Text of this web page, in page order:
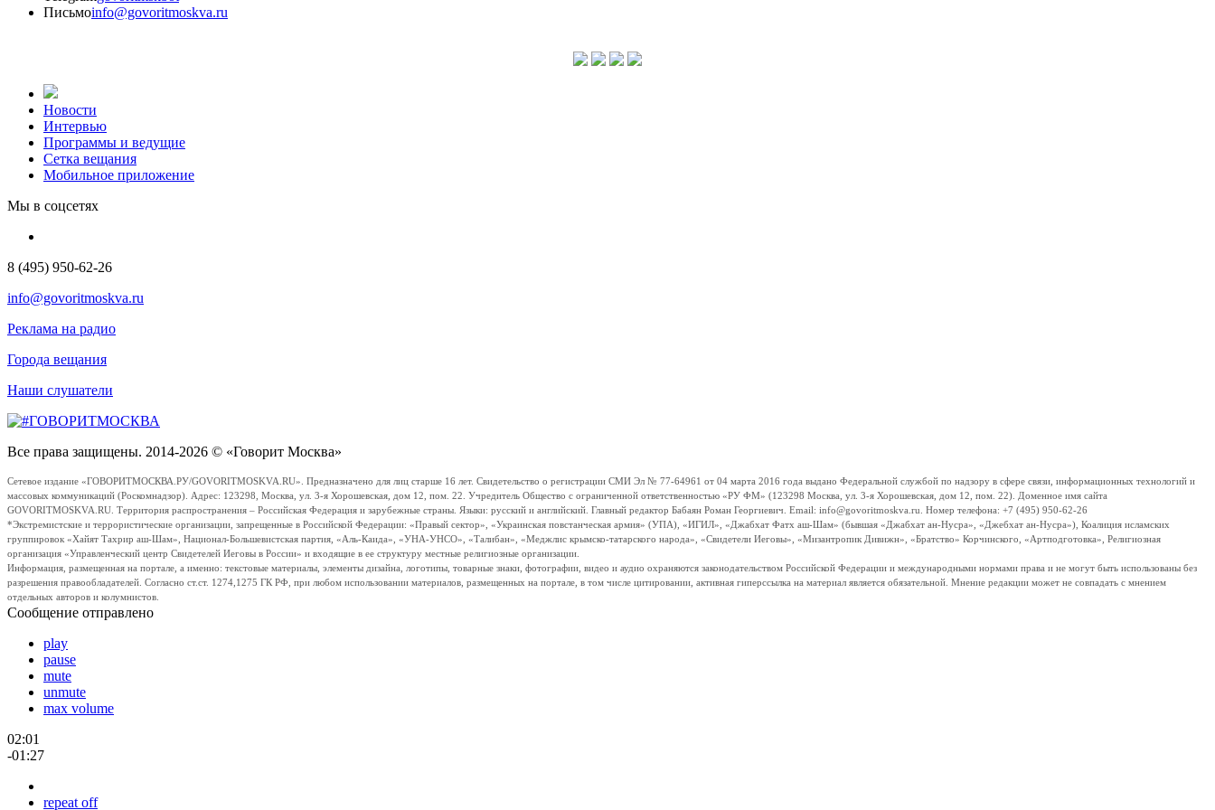
Письмоinfo@govoritmoskva.ru
Новости
Интервью
Программы и ведущие
Сетка вещания
Мобильное приложение
Мы в соцсетях
8 (495) 950-62-26
info@govoritmoskva.ru
Реклама на радио
Города вещания
Наши слушатели
Все права защищены. 2014-2026 © «Говорит Москва»
Сетевое издание «ГОВОРИТМОСКВА.РУ/GOVORITMOSKVA.RU». Предназначено для лиц старше 16 лет. Свидетельство о регистрации СМИ Эл № 77-64961 от 04 марта 2016 года выдано Федеральной службой по надзору в сфере связи, информационных технологий и
массовых коммуникаций (Роскомнадзор). Адрес: 123298, Москва, ул. 3-я Хорошевская, дом 12, пом. 22. Учредитель Общество с ограниченной ответственностью «РУ ФМ» (123298 Москва, ул. 3-я Хорошевская, дом 12, пом. 22). Доменное имя сайта
GOVORITMOSKVA.RU. Территория распространения – Российская Федерация и зарубежные страны. Языки: русский и английский. Главный редактор Бабаян Роман Георгиевич. Email: info@govoritmoskva.ru. Номер телефона: +7 (495) 950-62-26
*Экстремистские и террористические организации, запрещенные в Российской Федерации: «Правый сектор», «Украинская повстанческая армия» (УПА), «ИГИЛ», «Джабхат Фатх аш-Шам» (бывшая «Джабхат ан-Нусра», «Джебхат ан-Нусра»), Коалиция исламских
группировок «Хайят Тахрир аш-Шам», Национал-Большевистская партия, «Аль-Каида», «УНА-УНСО», «Талибан», «Меджлис крымско-татарского народа», «Свидетели Иеговы», «Мизантропик Дивижн», «Братство» Корчинского, «Артподготовка», Религиозная
организация «Управленческий центр Свидетелей Иеговы в России» и входящие в ее структуру местные религиозные организации.
Информация, размещенная на портале, а именно: текстовые материалы, элементы дизайна, логотипы, товарные знаки, фотографии, видео и аудио охраняются законодательством Российской Федерации и международными нормами права и не могут быть использованы без
разрешения правообладателей. Согласно ст.ст. 1274,1275 ГК РФ, при любом использовании материалов, размещенных на портале, в том числе цитировании, активная гиперссылка на материал является обязательной. Мнение редакции может не совпадать с мнением
отдельных авторов и колумнистов.
Сообщение отправлено
play
pause
mute
unmute
max volume
02:01
-01:27
repeat off